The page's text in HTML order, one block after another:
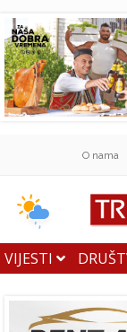
O nama
VIJESTI